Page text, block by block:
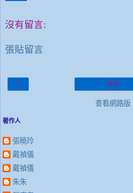
沒有留言:
張貼留言
‹ 首頁
查看網路版
著作人
張曉玲
戴禎儀
戴禎儀
朱朱